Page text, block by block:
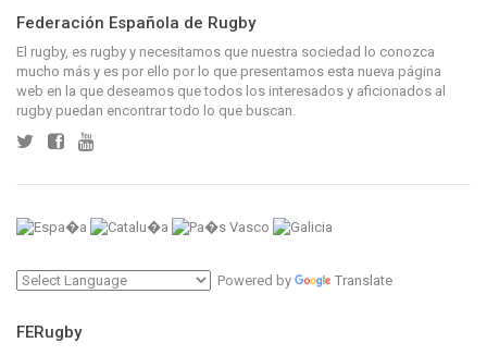
Federación Española de Rugby
El rugby, es rugby y necesitamos que nuestra sociedad lo conozca
mucho más y es por ello por lo que presentamos esta nueva página
web en la que deseamos que todos los interesados y aficionados al
rugby puedan encontrar todo lo que buscan.
Powered by Translate
FERugby